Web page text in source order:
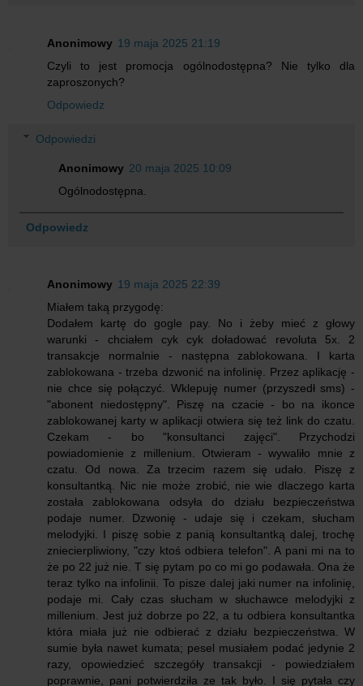
Anonimowy 19 maja 2025 21:19
Czyli to jest promocja ogólnodostępna? Nie tylko dla
zaproszonych?
Odpowiedz
Odpowiedzi
Anonimowy 20 maja 2025 10:09
Ogólnodostępna.
Odpowiedz
Anonimowy 19 maja 2025 22:39
Miałem taką przygodę:
Dodałem kartę do gogle pay. No i żeby mieć z głowy
warunki - chciałem cyk cyk doładować revoluta 5x. 2
transakcje normalnie - następna zablokowana. I karta
zablokowana - trzeba dzwonić na infolinię. Przez aplikację -
nie chce się połączyć. Wklepuję numer (przyszedł sms) -
"abonent niedostępny". Piszę na czacie - bo na ikonce
zablokowanej karty w aplikacji otwiera się też link do czatu.
Czekam - bo "konsultanci zajęci". Przychodzi
powiadomienie z millenium. Otwieram - wywaliło mnie z
czatu. Od nowa. Za trzecim razem się udało. Piszę z
konsultantką. Nic nie może zrobić, nie wie dlaczego karta
została zablokowana odsyła do działu bezpieczeństwa
podaje numer. Dzwonię - udaje się i czekam, słucham
melodyjki. I piszę sobie z panią konsultantką dalej, trochę
zniecierpliwiony, "czy ktoś odbiera telefon". A pani mi na to
że po 22 już nie. T się pytam po co mi go podawała. Ona że
teraz tylko na infolinii. To pisze dalej jaki numer na infolinię,
podaje mi. Cały czas słucham w słuchawce melodyjki z
millenium. Jest już dobrze po 22, a tu odbiera konsultantka
która miała już nie odbierać z działu bezpieczeństwa. W
sumie była nawet kumata; pesel musiałem podać jedynie 2
razy, opowiedzieć szczegóły transakcji - powiedziałem
poprawnie, pani potwierdziła ze tak było. I się pytała czy